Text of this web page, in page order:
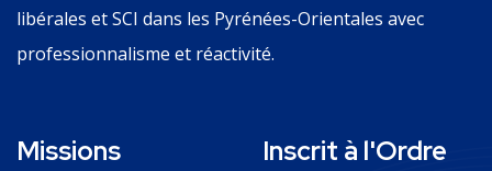
libérales et SCI dans les Pyrénées-Orientales avec
professionnalisme et réactivité.
Missions Inscrit à l'Ordre